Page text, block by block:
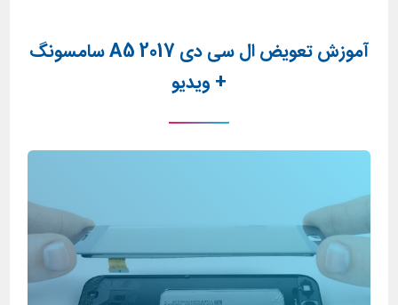
آموزش تعویض ال سی دی A5 2017 سامسونگ
+ ویدیو